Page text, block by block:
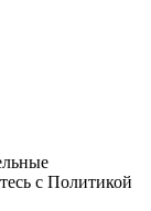
с Политикой